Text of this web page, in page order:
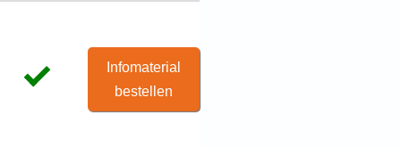
Infomaterial
bestellen